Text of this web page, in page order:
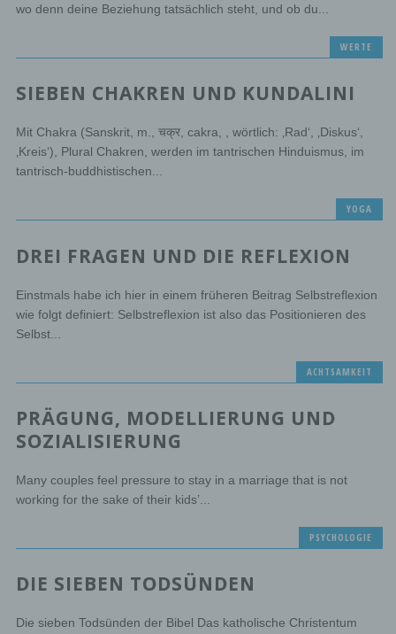
wo denn deine Beziehung tatsächlich steht, und ob du...
WERTE
SIEBEN CHAKREN UND KUNDALINI
Mit Chakra (Sanskrit, m., चक्र, cakra, , wörtlich: ‚Rad‘, ‚Diskus‘,
‚Kreis‘), Plural Chakren, werden im tantrischen Hinduismus, im
tantrisch-buddhistischen...
YOGA
DREI FRAGEN UND DIE REFLEXION
Einstmals habe ich hier in einem früheren Beitrag Selbstreflexion
wie folgt definiert: Selbstreflexion ist also das Positionieren des
Selbst...
ACHTSAMKEIT
PRÄGUNG, MODELLIERUNG UND
SOZIALISIERUNG
Many couples feel pressure to stay in a marriage that is not
working for the sake of their kids’...
PSYCHOLOGIE
DIE SIEBEN TODSÜNDEN
Die sieben Todsünden der Bibel Das katholische Christentum